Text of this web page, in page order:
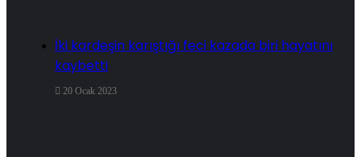
İki kardeşin karıştığı feci kazada biri hayatını
kaybetti
20 Ocak 2023